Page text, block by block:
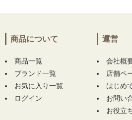
大阪府にて
【中古 レディース
ュ シンプル】
【中古 レディー
イ Callaway スカート LL 白 ホワ
プリーツ】 【中古 レディース
ア Munsing wear スカート 13号
げ!!ありがとうございます！
商品について
商品一覧
ブランド一覧
お気に入り一覧
ログイン
運営
会社概
店舗ペ
はじめ
お問い
お役立